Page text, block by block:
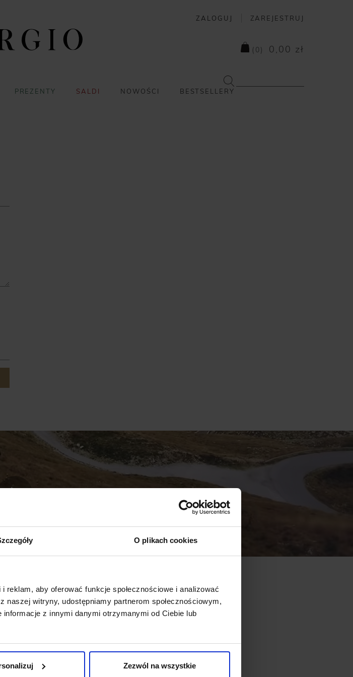
O plikach cookies
aby oferować funkcje społecznościowe i analizować
witryny, udostępniamy partnerom społecznościowym,
z innymi danymi otrzymanymi od Ciebie lub
Zezwól na wszystkie
ZALOGUJ ZAREJESTRUJ
( 0 ) 0,00 zł
PREZENTY SALDI NOWOŚCI BESTSELLERY
O NAS: